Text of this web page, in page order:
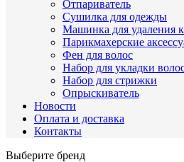
Отпариватель
Сушилка для одежды
Машинка для удаления
Парикмахерские
Фен для волос
Набор для укладки
Набор для стрижки
Опрыскиватель
Новости
Оплата и доставка
Контакты
Выберите бренд